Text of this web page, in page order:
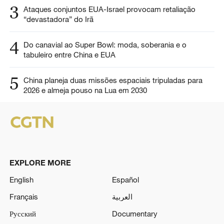
3 Ataques conjuntos EUA-Israel provocam retaliação
“devastadora” do Irã
4 Do canavial ao Super Bowl: moda, soberania e o
tabuleiro entre China e EUA
5
China planeja duas missões espaciais tripuladas para
2026 e almeja pouso na Lua em 2030
EXPLORE MORE
English
Español
Français
العربية
Русский
Documentary